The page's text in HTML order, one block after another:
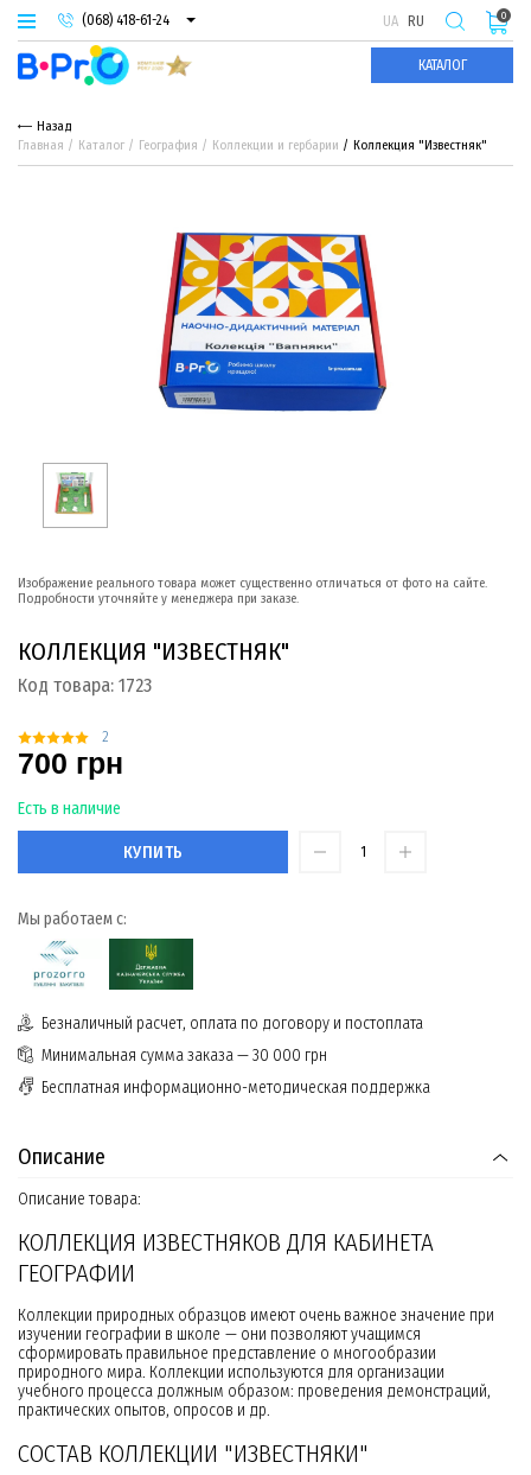
(068) 418-61-24
(093) 974-66-94
(095) 987-29-55
UA RU
КАТАЛОГ
0
Назад
Главная
Каталог География Коллекции и гербарии Коллекция "Известняк"
Изображение реального товара может существенно отличаться от фото на сайте.
Подробности уточняйте у менеджера при заказе.
КОЛЛЕКЦИЯ "ИЗВЕСТНЯК"
Код товара: 1723
2
700 грн
Есть в наличие
КУПИТЬ
Мы работаем с:
Безналичный расчет, оплата по договору и постоплата
Минимальная сумма заказа — 30 000 грн
Бесплатная информационно-методическая поддержка
Описание
Описание товара:
КОЛЛЕКЦИЯ ИЗВЕСТНЯКОВ ДЛЯ КАБИНЕТА
ГЕОГРАФИИ
Коллекции природных образцов имеют очень важное значение при
изучении географии в школе — они позволяют учащимся
сформировать правильное представление о многообразии
природного мира. Коллекции используются для организации
учебного процесса должным образом: проведения демонстраций,
практических опытов, опросов и др.
СОСТАВ КОЛЛЕКЦИИ "ИЗВЕСТНЯКИ"